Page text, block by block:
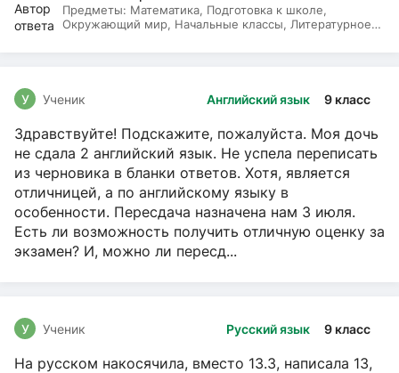
Предметы: Математика, Подготовка к школе,
Окружающий мир, Начальные классы, Литературное
Английский язык 9 класс
У Ученик
Здравствуйте! Подскажите, пожалуйста. Моя дочь
не сдала 2 английский язык. Не успела переписать
из черновика в бланки ответов. Хотя, является
отличницей, а по английскому языку в
особенности. Пересдача назначена нам 3 июля.
Есть ли возможность получить отличную оценку за
экзамен? И, можно ли пересд...
Русский язык 9 класс
У Ученик
На русском накосячила, вместо 13.3, написала 13,